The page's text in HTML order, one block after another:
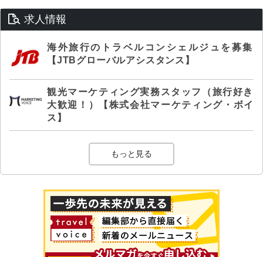
求人情報
海外旅行のトラベルコンシェルジュを募集
【JTBグローバルアシスタンス】
観光マーケティング実務スタッフ（旅行好き
大歓迎！）【株式会社マーケティング・ボイ
ス】
もっと見る